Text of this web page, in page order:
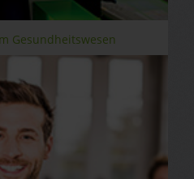
Gesundheitswesen